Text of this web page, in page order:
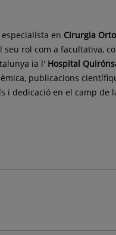
en Cirurgia
seu rol com a
ia l' Hospital
publicacions
i dedicació en el camp